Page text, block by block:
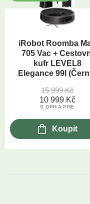
iRobot Roomba
705 Vac +
kufr LEVEL8
Elegance 99l
15 999Kč
10 999 Kč
S DPH A PHE
Koupit